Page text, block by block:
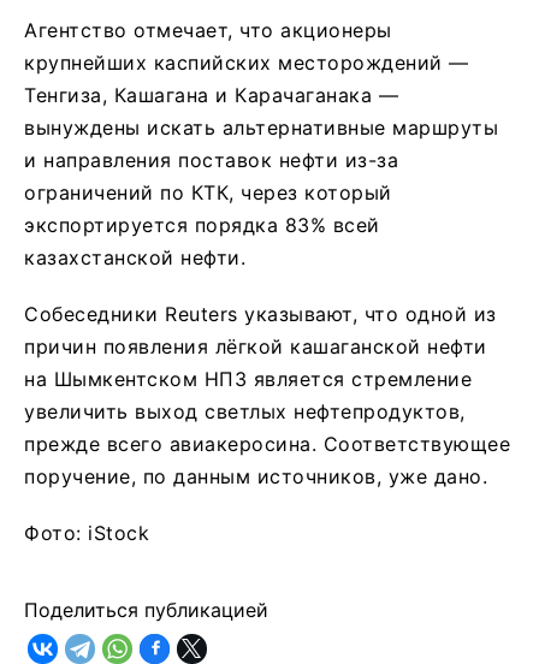
Агентство отмечает, что акционеры
крупнейших каспийских месторождений —
Тенгиза, Кашагана и Карачаганака —
вынуждены искать альтернативные маршруты
и направления поставок нефти из-за
ограничений по КТК, через который
экспортируется порядка 83% всей
казахстанской нефти.
Собеседники Reuters указывают, что одной из
причин появления лёгкой кашаганской нефти
на Шымкентском НПЗ является стремление
увеличить выход светлых нефтепродуктов,
прежде всего авиакеросина. Соответствующее
поручение, по данным источников, уже дано.
Фото: iStock
Поделиться публикацией